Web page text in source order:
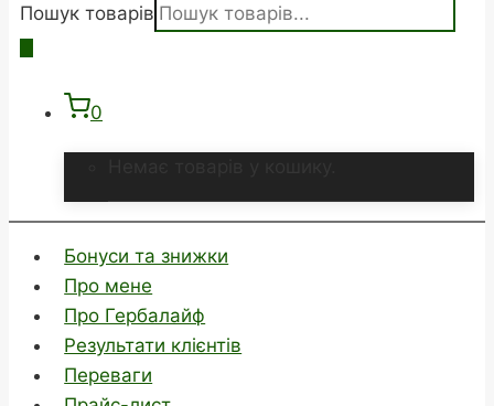
Пошук товарів
0
Бонуси та знижки
Про мене
Про Гербалайф
Результати клієнтів
Переваги